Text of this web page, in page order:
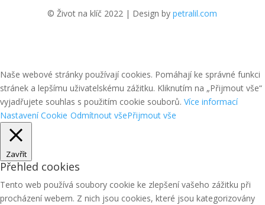
© Život na klíč 2022 | Design bypetralil.com
Naše webové stránky používají cookies. Pomáhají ke správné funkci
stránek a lepšímu uživatelskému zážitku. Kliknutím na „Přijmout vše“
vyjadřujete souhlas s použitím cookie souborů. Více informací
Nastavení Cookie Odmítnout všePřijmout vše
Zavřít
Přehled cookies
Tento web používá soubory cookie ke zlepšení vašeho zážitku při
procházení webem. Z nich jsou cookies, které jsou kategorizovány